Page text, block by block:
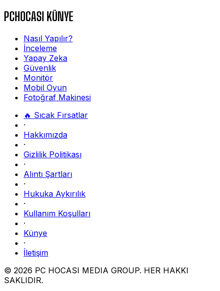
PCHOCASI KÜNYE
Nasıl Yapılır?
İnceleme
Yapay Zeka
Güvenlik
Monitör
Mobil Oyun
Fotoğraf Makinesi
🔥 Sıcak Fırsatlar
·
Hakkımızda
·
Gizlilik Politikası
·
Alıntı Şartları
·
Hukuka Aykırılık
·
Kullanım Koşulları
·
Künye
·
İletişim
© 2026 PC HOCASI MEDIA GROUP. HER HAKKI
SAKLIDIR.